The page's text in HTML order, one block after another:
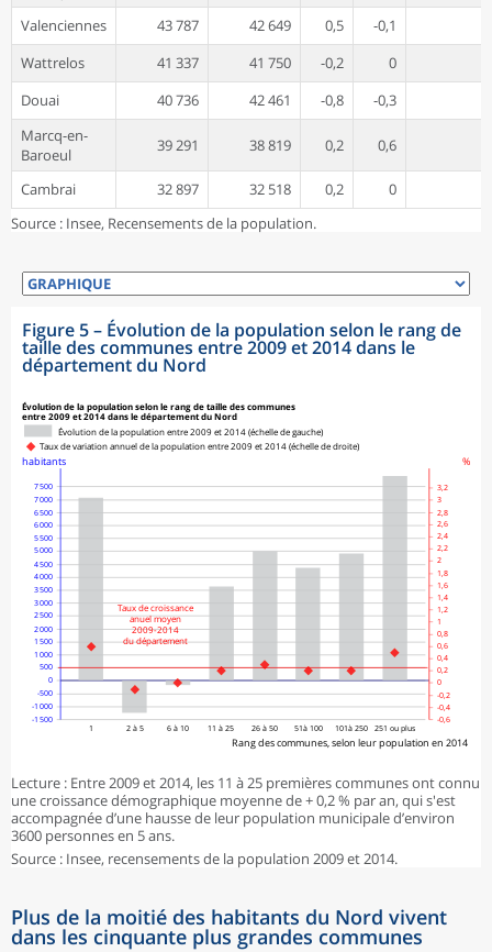
Valenciennes 43 787 42 649 0,5
-0,1
Wattrelos
41 337 41 750 -0,2
0
Douai
40 736 42 461 -0,8
-0,3
Marcq-en-
Baroeul
39 291 38 819 0,2 0,6
Cambrai 32 897 32 518 0,2
0
Source : Insee, Recensements de la population.
Figure 5– Évolution de la population selon le rang de
taille des communes entre 2009 et 2014 dans le
département du Nord
Évolution de la population selon le rang de taille des communes
entre 2009 et 2014 dans le département du Nord
0
500
1 000
1 500
2 000
2 500
3 000
3 500
4 000
4 500
5 000
5 500
6 000
6 500
7 000
7 500
-500
-1 000
-1 500
-0,6
-0,4
-0,2
0
0,2
0,4
0,6
0,8
1
1,2
1,4
1,6
1,8
2
2,2
2,4
2,6
2,8
3
3,2
habitants %
Rang des communes, selon leur population en 2014
1 2 à 5 6 à 10 11 à 25 26 à 50 51à 100 101à 250 251 ou plus
Évolution de la population entre 2009 et 2014 (échelle de gauche)
Taux de variation annuel de la population entre 2009 et 2014 (échelle de droite)
Taux de croissance
anuel moyen
2009-2014
du département
Lecture : Entre 2009 et 2014, les 11 à 25 premières communes ont connu
une croissance démographique moyenne de + 0,2 % par an, qui s'est
accompagnée d’une hausse de leur population municipale d’environ
3600 personnes en 5 ans.
Source : Insee, recensements de la population 2009 et 2014.
Plus de la moitié des habitants du Nord vivent
dans les cinquante plus grandes communes